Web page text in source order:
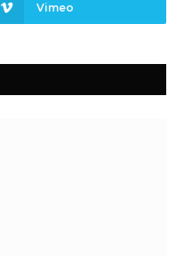
Vimeo